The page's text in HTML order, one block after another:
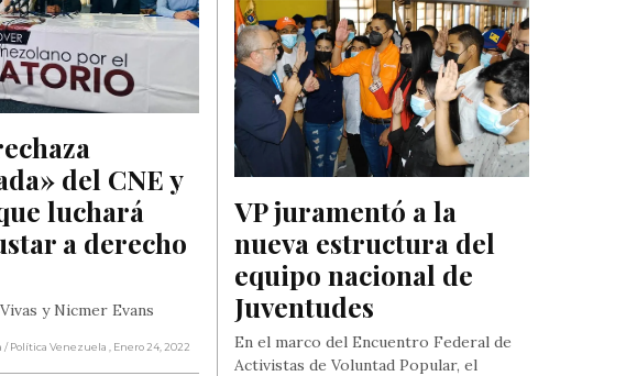
del CNE y
luchará
a derecho
y Nicmer Evans
/ Política Venezuela , Enero 24, 2022
VP juramentó a la
nueva estructura del
equipo nacional de
Juventudes
En el marco del Encuentro Federal de
Activistas de Voluntad Popular, el